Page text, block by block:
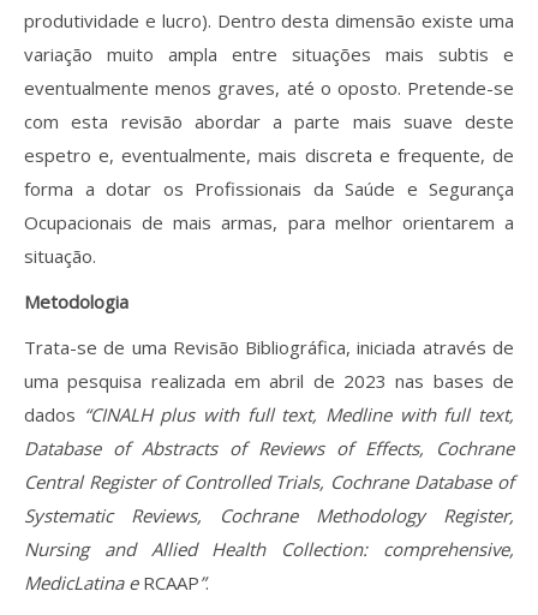
Estatísticas da Revista
Ficha técnica
produtividade e lucro). Dentro desta dimensão existe uma
variação muito ampla entre situações mais subtis e
eventualmente menos graves, até o oposto. Pretende-se
com esta revisão abordar a parte mais suave deste
espetro e, eventualmente, mais discreta e frequente, de
forma a dotar os Profissionais da Saúde e Segurança
Ocupacionais de mais armas, para melhor orientarem a
situação.
Metodologia
Trata-se de uma Revisão Bibliográfica, iniciada através de
uma pesquisa realizada em abril de 2023 nas bases de
dados “CINALH plus with full text, Medline with full text,
Database of Abstracts of Reviews of Effects, Cochrane
Central Register of Controlled Trials, Cochrane Database of
Systematic Reviews, Cochrane Methodology Register,
Nursing and Allied Health Collection: comprehensive,
MedicLatina e RCAAP”.